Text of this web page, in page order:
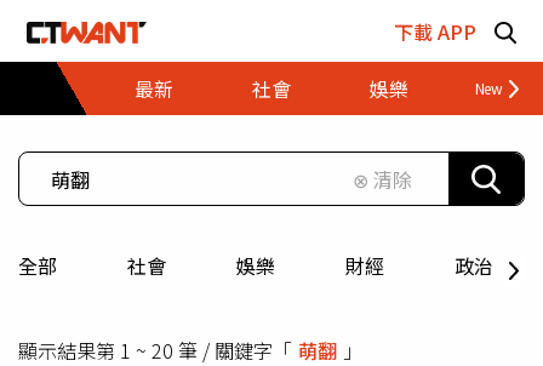
下載 APP
最新
社會 娛樂 財經
⊗ 清除
全部 社會 娛樂 財經 政治
顯示結果第 1 ~ 20 筆 / 關鍵字「 萌翻 」